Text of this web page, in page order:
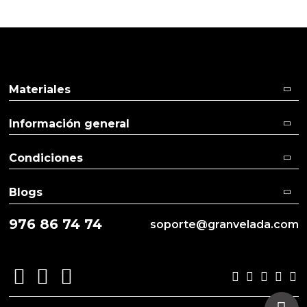
976 86 74 74 soporte@granvelada.com
Materiales
Información general
Condiciones
Blogs